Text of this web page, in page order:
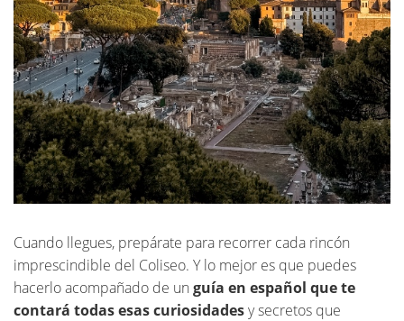
Cuando llegues, prepárate para recorrer cada rincón
imprescindible del Coliseo. Y lo mejor es que puedes
hacerlo acompañado de un guía en español que te
contará todas esas curiosidadesy secretos que